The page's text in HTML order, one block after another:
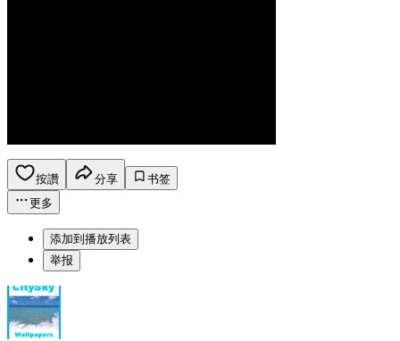
按讚 分享
书签
更多
添加到播放列表
举报